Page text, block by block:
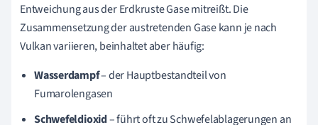
Entweichung aus der Erdkruste Gase mitreißt. Die
Zusammensetzung der austretenden Gase kann je nach
Vulkan variieren, beinhaltet aber häufig:
Wasserdampf– der Hauptbestandteil von
Fumarolengasen
Schwefeldioxid– führt oft zu Schwefelablagerungen an